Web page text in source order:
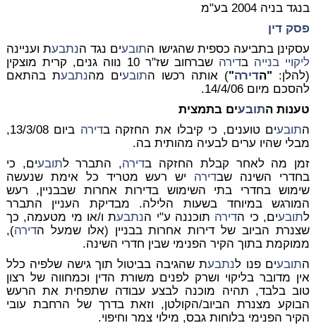
בנגד בניה 2004 בע"מ
פסק דין
עסקינן בתביעה כספית שהגישו התובעים נגד הנתבעת ועניינה
ליקויי בנייה בדירה
שברחוב שז"ר 10 נווה גנים, קרית מוצקין
(להלן: "הדירה") אותה רכשו התובעים מהנתבעת בהתאם
להסכם מיום 14/4/06.
טענות התובעים בתמצית
התובעים טוענים, כי קיבלו את החזקה בדירה
ביום 13/3/08,
מבלי שהיו ערים לבעיה מהותית בה.
זמן מה לאחר קבלת החזקה בדירה, התברר לתובעים, כי
בחדרי השינה שבדירה יש רעש מטריד כל אימת שנעשה
שימוש בחדרי בתי השימוש בדירות אחרות שבבניין, רעש
המורגש במיוחד בשעות הלילה. מבדיקת העניין התברר
לתובעים, כי הדירה תוכננה ע"י הנתבעת ו/או מי מטעמה, כך
שצנרת הביוב של דירות אחרות בבניין (אלו שמעל הדירה),
ממוקמת בתוך הקיר הפנימי שבין חדרי השינה.
התובעים פנו לנתבעת שהגיבה בביטול תוך גישה שלפיה כלל
אין מדובר בליקוי ושרק לפנים משורת הדין וכמחווה של רצון
טוב בלבד, תהיה מוכנה לבצע עבודה שתפחית את הרעש
הבוקע מצנרת הביוב/הקולטן, וזאת בדרך של הרחבת עובי
הקיר הפנימי בלוחות גבס, מילוי צמר וחיפוי.